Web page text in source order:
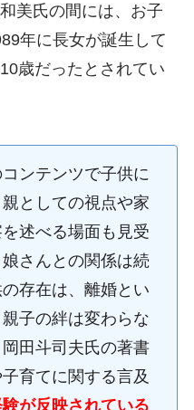
美氏の間には、お子
年に長女が誕生して
歳だったとされてい
ンテンツで子供に
としての視点や家
述べる場面も見受
さんとの関係は続
存在は、離婚とい
子の絆は変わらな
田斗司夫氏の著書
育てに関する言及
が反映されている